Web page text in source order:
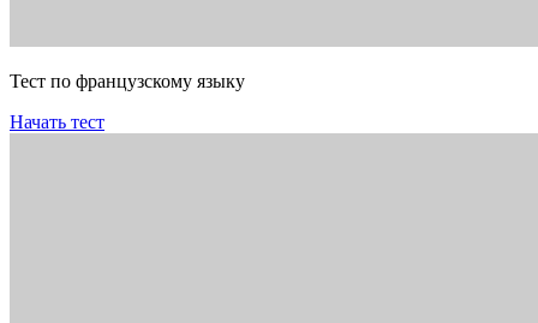
Тест по французскому языку
Начать тест